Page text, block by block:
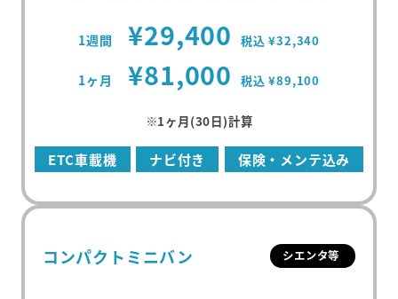
1週間 ¥29,400 税込 ¥32,340
1ヶ月 ¥81,000 税込 ¥89,100
※1ヶ月(30日)計算
ETC車載機 ナビ付き 保険・メンテ込み
コンパクトミニバン シエンタ等